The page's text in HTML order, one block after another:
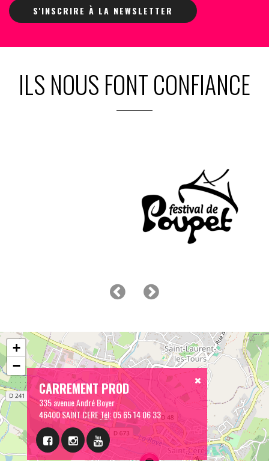
S'INSCRIRE À LA NEWSLETTER
ILS NOUS FONT CONFIANCE
CARREMENT PROD
335 avenue André Boyer
46400 SAINT CERETél:05 65 14 06 33
+
−